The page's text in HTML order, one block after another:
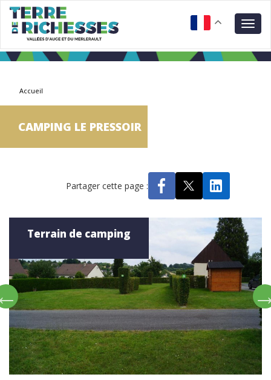
Aller
contenu
principal
Accueil
CAMPING LE PRESSOIR
Partager cette page :
Terrain de camping
Panneau de gestion des cookies